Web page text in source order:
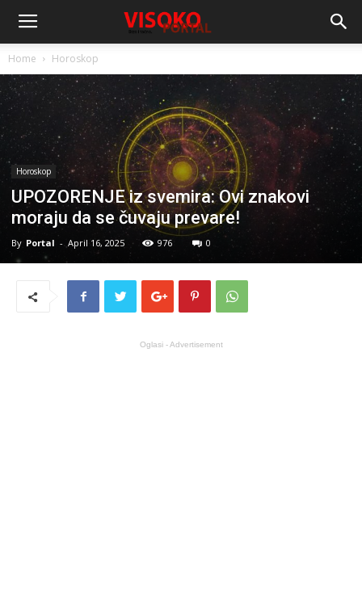
Home Horoskop
Horoskop
UPOZORENJE iz svemira: Ovi znakovi
moraju da se čuvaju prevare!
By Portal - April 16, 2025 976 0
Oglasi - Advertisement